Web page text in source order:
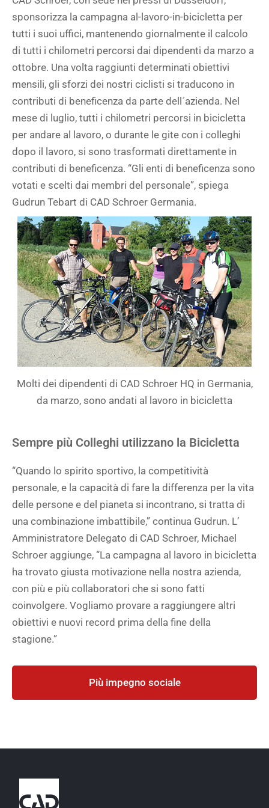
sponsorizza la campagna al-lavoro-in-bicicletta per
tutti i suoi uffici, mantenendo giornalmente il calcolo
di tutti i chilometri percorsi dai dipendenti da marzo a
ottobre. Una volta raggiunti determinati obiettivi
mensili, gli sforzi dei nostri ciclisti si traducono in
contributi di beneficenza da parte dell´azienda. Nel
mese di luglio, tutti i chilometri percorsi in bicicletta
per andare al lavoro, o durante le gite con i colleghi
dopo il lavoro, si sono trasformati direttamente in
contributi di beneficenza. “Gli enti di beneficenza sono
votati e scelti dai membri del personale”, spiega
Gudrun Tebart di CAD Schroer Germania.
Molti dei dipendenti di CAD Schroer HQ in Germania,
da marzo, sono andati al lavoro in bicicletta
Sempre più Colleghi utilizzano la Bicicletta
“Quando lo spirito sportivo, la competitività
personale, e la capacità di fare la differenza per la vita
delle persone e del pianeta si incontrano, si tratta di
una combinazione imbattibile,” continua Gudrun. L’
Amministratore Delegato di CAD Schroer, Michael
Schroer aggiunge, “La campagna al lavoro in bicicletta
ha trovato giusta motivazione nella nostra azienda,
con più e più collaboratori che si sono fatti
coinvolgere. Vogliamo provare a raggiungere altri
obiettivi e nuovi record prima della fine della
stagione.”
Più impegno sociale